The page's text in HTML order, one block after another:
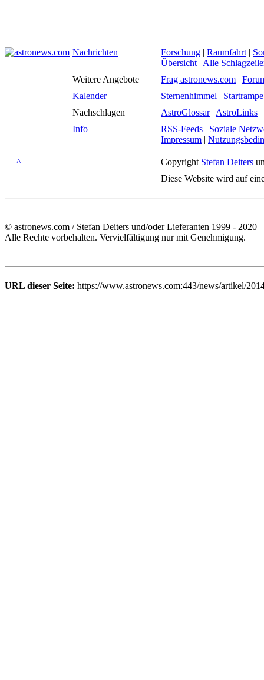
Nachrichten Forschung | Raumfahrt |
Übersicht | Alle
Weitere Angebote
Frag astronews.com |
Kalender
Sternenhimmel | Startrampe
Nachschlagen
AstroGlossar| AstroLinks
Info
RSS-Feeds | Soziale
Impressum |
^ Copyright Stefan Deiters
Diese Website wird auf
© astronews.com / Stefan Deiters und/oder Lieferanten 1999 - 2020
Alle Rechte vorbehalten. Vervielfältigung nur mit Genehmigung.
URL dieser Seite: https://www.astronews.com:443/news/artikel/